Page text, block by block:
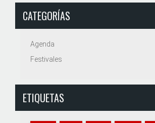
CATEGORÍAS
Agenda
Festivales
ETIQUETAS